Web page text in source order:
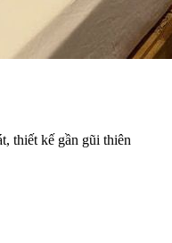
thiết kế gần gũi thiên